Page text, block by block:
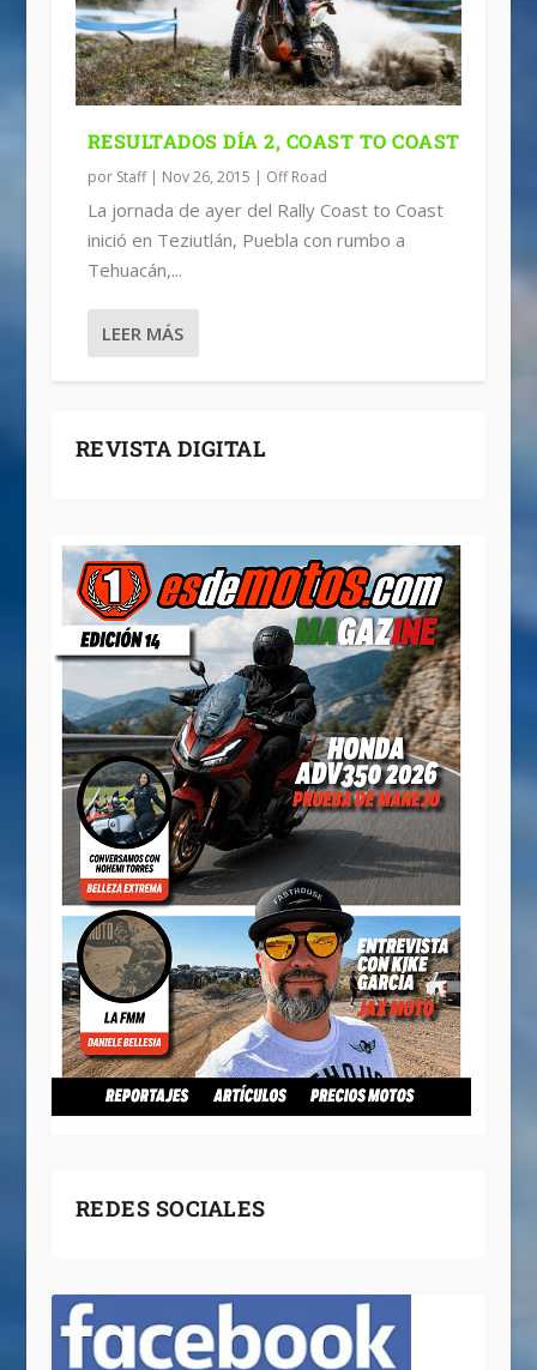
RESULTADOS DÍA 2, COAST TO COAST
por Staff| Nov 26, 2015 | Off Road
La jornada de ayer del Rally Coast to Coast
inició en Teziutlán, Puebla con rumbo a
Tehuacán,...
LEER MÁS
REVISTA DIGITAL
REDES SOCIALES